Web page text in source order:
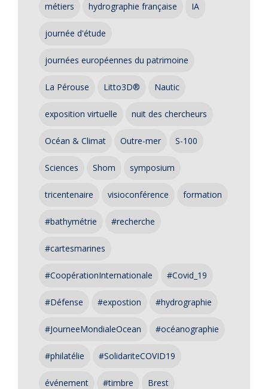
métiers hydrographie française IA
journée d'étude
journées européennes du patrimoine
La Pérouse Litto3D® Nautic
exposition virtuelle nuit des chercheurs
Océan & Climat Outre-mer S-100
Sciences Shom symposium
tricentenaire visioconférence formation
#bathymétrie #recherche
#cartesmarines
#CoopérationInternationale #Covid_19
#Défense #expostion #hydrographie
#JourneeMondialeOcean #océanographie
#philatélie #SolidariteCOVID19
événement #timbre Brest